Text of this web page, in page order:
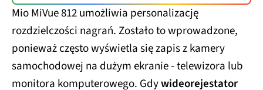
Mio MiVue 812 umożliwia personalizację
rozdzielczości nagrań. Zostało to wprowadzone,
ponieważ często wyświetla się zapis z kamery
samochodowej na dużym ekranie - telewizora lub
monitora komputerowego. Gdywideorejestator